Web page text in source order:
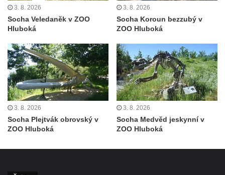
Socha svatého Antonína poustevníka v
Mirošovicích
Mirošovicích
Socha býka před areálem firmy 2JCP v
Račicích
Povodňový sloup II. v Dobříni
Pamětní kámen vodního díla Josefův Důl
3. 8. 2026
Socha Veledaněk v ZOO
Hluboká
3. 8. 2026
Socha Koroun bezzubý v
ZOO Hluboká
3. 8. 2026
Socha Plejtvák obrovský v
ZOO Hluboká
3. 8. 2026
Socha Medvěd jeskynní v
ZOO Hluboká